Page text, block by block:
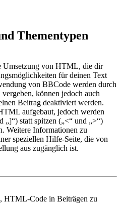
Thementypen
Umsetzung von HTML, die dir
für deinen Text
von BBCode werden durch
können jedoch auch
Beitrag deaktiviert werden.
aufgebaut, jedoch werden
„]“) statt spitzen („<“ und „>“)
Weitere Informationen zu
speziellen Hilfe-Seite, die von
aus zugänglich ist.
HTML-Code in Beiträgen zu